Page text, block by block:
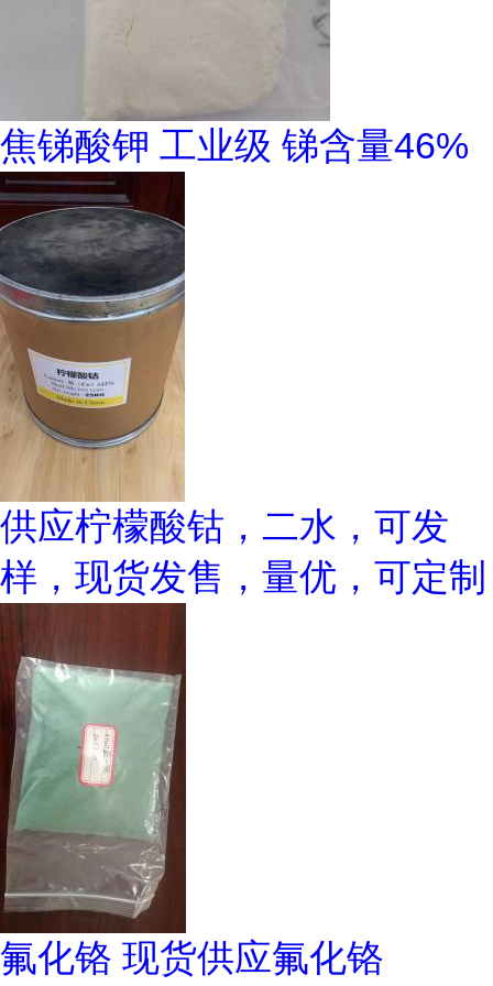
焦锑酸钾 工业级 锑含量46%
供应柠檬酸钴，二水，可发
样，现货发售，量优，可定制
氟化铬 现货供应氟化铬